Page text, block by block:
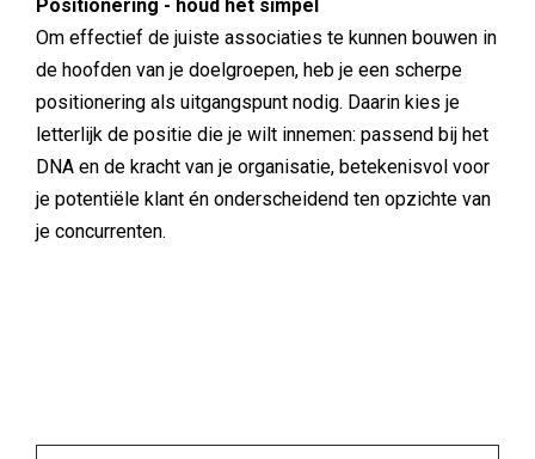
Positionering - houd het simpel
Om effectief de juiste associaties te kunnen bouwen in
de hoofden van je doelgroepen, heb je een scherpe
positionering als uitgangspunt nodig. Daarin kies je
letterlijk de positie die je wilt innemen: passend bij het
DNA en de kracht van je organisatie, betekenisvol voor
je potentiële klant én onderscheidend ten opzichte van
je concurrenten.